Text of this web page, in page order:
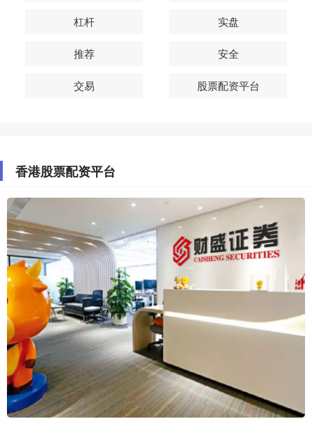
杠杆 实盘
推荐 安全
交易 股票配资平台
香港股票配资平台